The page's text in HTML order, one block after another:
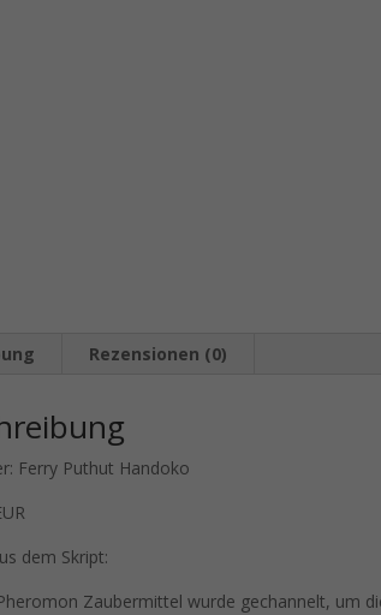
Rezensionen (0)
Ferry Puthut Handoko
dem Skript:
Zaubermittel wurde gechannelt, um